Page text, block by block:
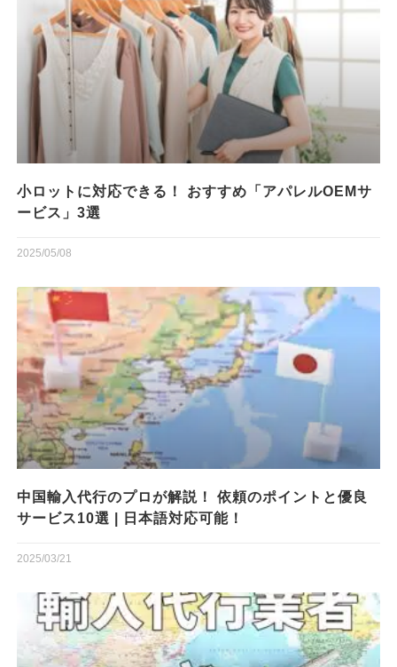
小ロットに対応できる！ おすすめ「アパレルOEMサ
ービス」3選
2025/05/08
中国輸入代行のプロが解説！ 依頼のポイントと優良
サービス10選 | 日本語対応可能！
2025/03/21